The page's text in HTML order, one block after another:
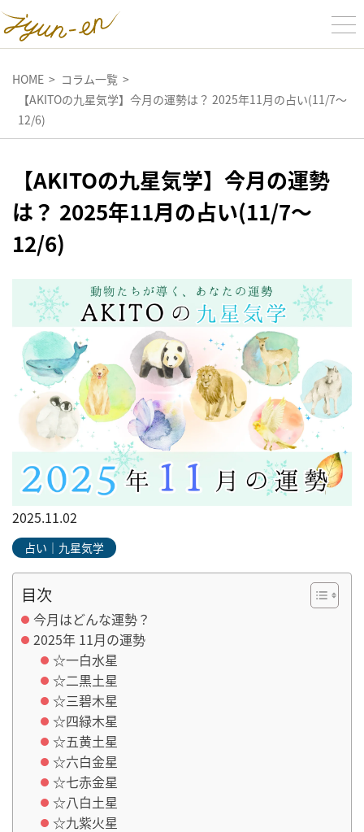
HOME
コラム一覧
【AKITOの九星気学】今月の運勢は？ 2025年11月の占い(11/7～
12/6)
【AKITOの九星気学】今月の運勢
は？ 2025年11月の占い(11/7～
12/6)
2025.11.02
占い｜九星気学
目次
今月はどんな運勢？
2025年 11月の運勢
☆一白水星
☆二黒土星
☆三碧木星
☆四緑木星
☆五黄土星
☆六白金星
☆七赤金星
☆八白土星
☆九紫火星